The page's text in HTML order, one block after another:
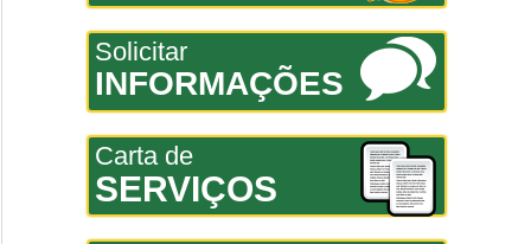
Solicitar
INFORMAÇÕES
Carta de
SERVIÇOS